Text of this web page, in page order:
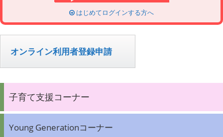
はじめてログインする方へ
オンライン利用者登録申請
子育て支援コーナー
Young Generationコーナー